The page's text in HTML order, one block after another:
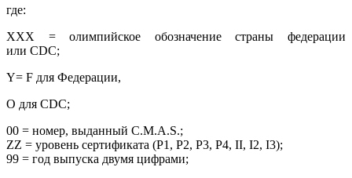
где:
XXX = олимпийское обозначение страны федерации
или CDС;
Y= F для Федерации,
O для CDС;
00 = номер, выданный C.M.A.S.;
ZZ = уровень сертификата (Р1, P2, P3, P4, II, I2, I3);
99 = год выпуска двумя цифрами;